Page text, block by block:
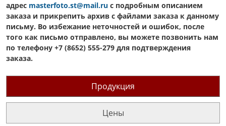
адрес masterfoto.st@mail.ru c подробным описанием
заказа и прикрепить архив с файлами заказа к данному
письму. Во избежание неточностей и ошибок, после
того как письмо отправлено, вы можете позвонить нам
по телефону +7 (8652) 555-279 для подтверждения
заказа.
Продукция
Цены